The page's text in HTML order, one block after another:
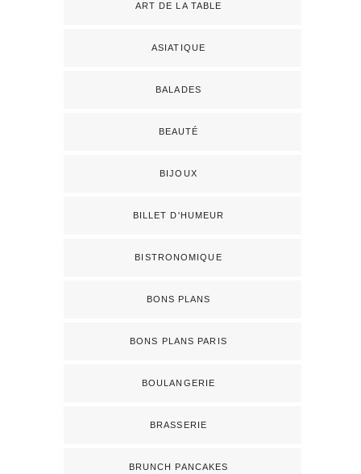
ART DE LA TABLE
ASIATIQUE
BALADES
BEAUTÉ
BIJOUX
BILLET D'HUMEUR
BISTRONOMIQUE
BONS PLANS
BONS PLANS PARIS
BOULANGERIE
BRASSERIE
BRUNCH PANCAKES